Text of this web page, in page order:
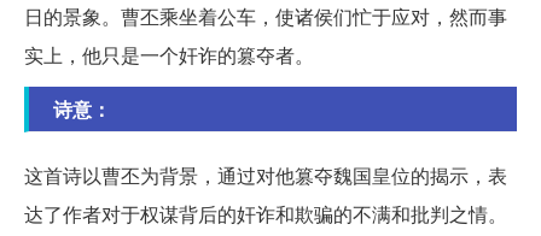
日的景象。曹丕乘坐着公车，使诸侯们忙于应对，然而事
实上，他只是一个奸诈的篡夺者。
诗意：
这首诗以曹丕为背景，通过对他篡夺魏国皇位的揭示，表
达了作者对于权谋背后的奸诈和欺骗的不满和批判之情。